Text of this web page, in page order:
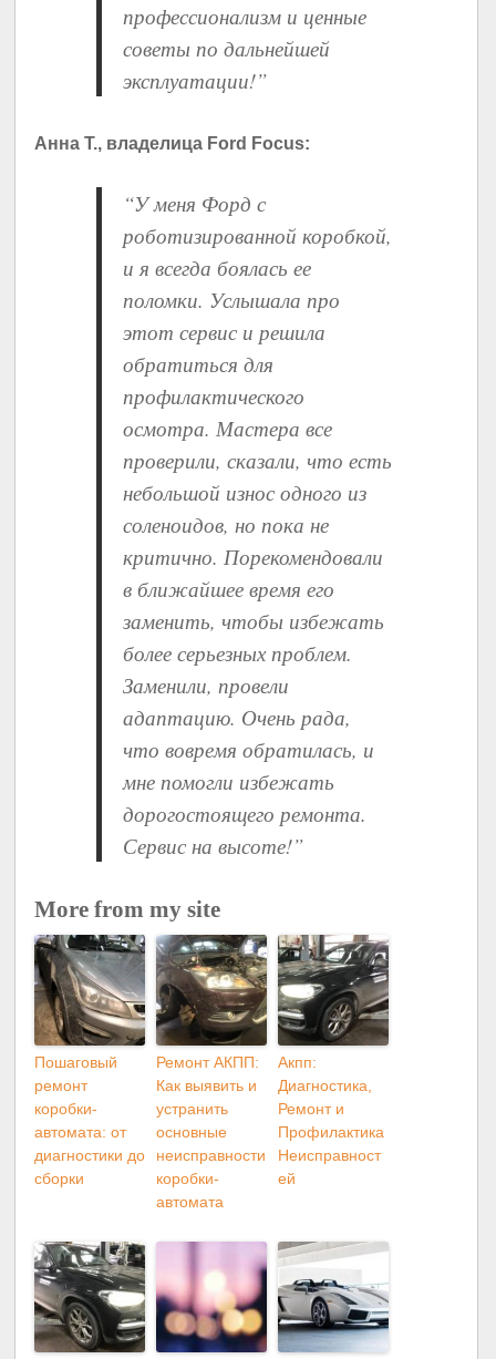
профессионализм и ценные
советы по дальнейшей
эксплуатации!”
Анна Т., владелица Ford Focus:
“У меня Форд с
роботизированной коробкой,
и я всегда боялась ее
поломки. Услышала про
этот сервис и решила
обратиться для
профилактического
осмотра. Мастера все
проверили, сказали, что есть
небольшой износ одного из
соленоидов, но пока не
критично. Порекомендовали
в ближайшее время его
заменить, чтобы избежать
более серьезных проблем.
Заменили, провели
адаптацию. Очень рада,
что вовремя обратилась, и
мне помогли избежать
дорогостоящего ремонта.
Сервис на высоте!”
More from my site
Пошаговый
ремонт
коробки-
автомата: от
диагностики до
сборки
Ремонт АКПП:
Как выявить и
устранить
основные
неисправности
коробки-
автомата
Акпп:
Диагностика,
Ремонт и
Профилактика
Неисправност
ей